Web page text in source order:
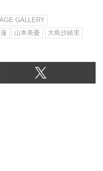
GALLERY
山本美憂
大島沙緒里